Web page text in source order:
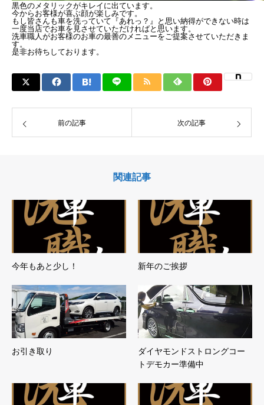
黒色のメタリックがキレイに出ています。
今からお客様が喜ぶ顔が楽しみです。
もし皆さんも車を洗っていて『あれっ？』と思い納得ができない時は
一度当店でお車を見させていただければと思います。
洗車職人がお客様のお車の最善のメニューをご提案させていただきま
す。
是非お待ちしております。
前の記事 次の記事
関連記事
今年もあと少し！ 新年のご挨拶
お引き取り
ダイヤモンドストロングコー
トデモカー準備中